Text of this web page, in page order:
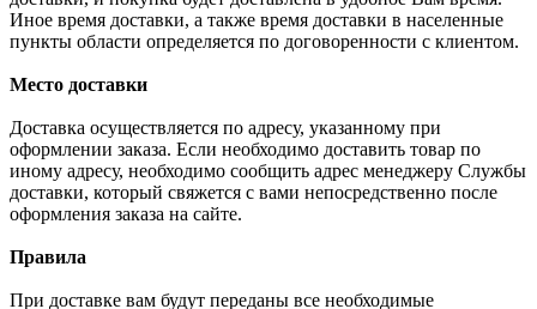
Иное время доставки, а также время доставки в населенные
пункты области определяется по договоренности с клиентом.
Место доставки
Доставка осуществляется по адресу, указанному при
оформлении заказа. Если необходимо доставить товар по
иному адресу, необходимо сообщить адрес менеджеру Службы
доставки, который свяжется с вами непосредственно после
оформления заказа на сайте.
Правила
При доставке вам будут переданы все необходимые